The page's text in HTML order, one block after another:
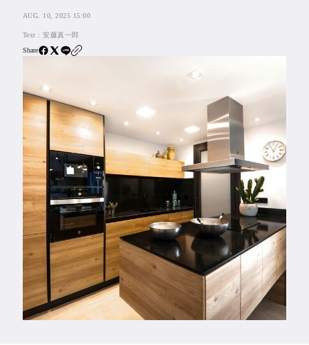
住宅ローン
SBIネオトレード証券
All Articles
特集&連載記事
Feature
Series
AUG. 10, 2025 15:00
Text :安藤真一郎
Share